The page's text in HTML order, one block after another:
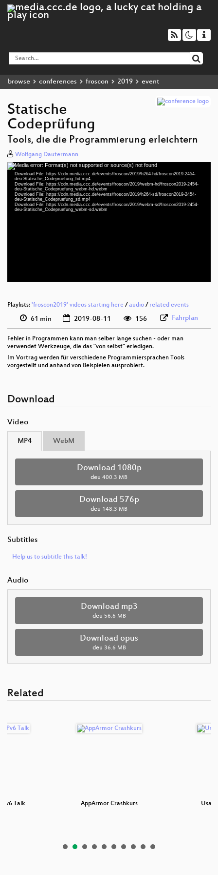
browse conferences froscon 2019 event
Statische
Codeprüfung
Tools, die die Programmierung erleichtern
Wolfgang Dautermann
Video
Player
Media error: Format(s) not supported or source(s) not found
Download File: https://cdn.media.ccc.de/events/froscon/2019/h264-hd/froscon2019-2454-
deu-Statische_Codepruefung_hd.mp4
Download File: https://cdn.media.ccc.de/events/froscon/2019/webm-hd/froscon2019-2454-
deu-Statische_Codepruefung_webm-hd.webm
Download File: https://cdn.media.ccc.de/events/froscon/2019/h264-sd/froscon2019-2454-
deu-Statische_Codepruefung_sd.mp4
Download File: https://cdn.media.ccc.de/events/froscon/2019/webm-sd/froscon2019-2454-
deu-Statische_Codepruefung_webm-sd.webm
Playlists: 'froscon2019' videos starting here /audio / related events
61 min 2019-08-11 156 Fahrplan
Fehler in Programmen kann man selber lange suchen - oder man
verwendet Werkzeuge, die das "von selbst" erledigen.
Im Vortrag werden für verschiedene Programmiersprachen Tools
vorgestellt und anhand von Beispielen ausprobiert.
Download
Video
MP4 WebM
Download 1080p
deu 400.3 MB
Download 576p
deu 148.3 MB
Subtitles
Help us to subtitle this talk!
Audio
Download mp3
deu 56.6 MB
Download opus
deu 36.6 MB
Related
Talk AppArmor Crashkurs